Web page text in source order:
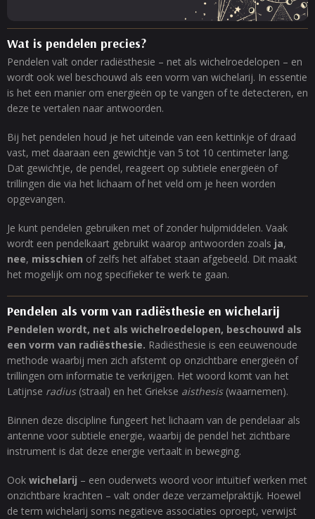
Wat is pendelen precies?
Pendelen valt onder radiësthesie – net als wichelroedelopen – en
wordt ook wel beschouwd als een vorm van wichelarij. In essentie
is het een manier om energieën op te vangen of te detecteren, en
deze te vertalen naar antwoorden.
Bij het pendelen houd je het uiteinde van een kettinkje of draad
vast, met daaraan een gewichtje van 5 tot 10 centimeter lang.
Dat gewichtje, de pendel, reageert op subtiele energieën of
trillingen die via het lichaam of het veld om je heen worden
opgevangen.
Je kunt pendelen gebruiken met of zonder hulpmiddelen. Vaak
wordt een pendelkaart gebruikt waarop antwoorden zoals ja,
nee, misschien of zelfs het alfabet staan afgebeeld. Dit maakt
het mogelijk om nog specifieker te werk te gaan.
Pendelen als vorm van radiësthesie en wichelarij
Pendelen wordt, net als wichelroedelopen, beschouwd als
een vorm van radiësthesie. Radiësthesie is een eeuwenoude
methode waarbij men zich afstemt op onzichtbare energieën of
trillingen om informatie te verkrijgen. Het woord komt van het
Latijnse radius(straal) en het Griekse aisthesis(waarnemen).
Binnen deze discipline fungeert het lichaam van de pendelaar als
antenne voor subtiele energie, waarbij de pendel het zichtbare
instrument is dat deze energie vertaalt in beweging.
Ook wichelarij – een ouderwets woord voor intuïtief werken met
onzichtbare krachten – valt onder deze verzamelpraktijk. Hoewel
de term wichelarij soms negatieve associaties oproept, verwijst